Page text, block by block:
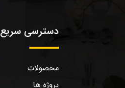
دسترسی سریع
محصولات
پروژه ها